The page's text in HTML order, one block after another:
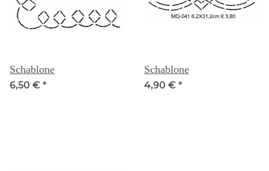
Schablone
6,50 € *
Schablone
4,90 € *